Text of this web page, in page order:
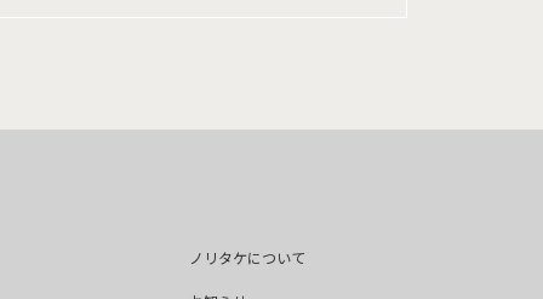
ノリタケについて